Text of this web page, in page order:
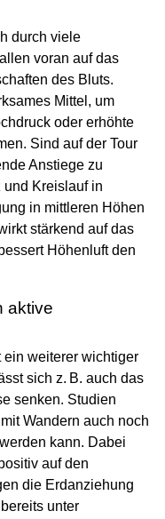
durch viele
voran auf das
des Bluts.
Mittel, um
oder erhöhte
Sind auf der Tour
Anstiege zu
und Kreislauf in
in mittleren Höhen
stärkend auf das
Höhenluft den
aktive
weiterer wichtiger
sich z. B. auch das
senken. Studien
Wandern auch noch
kann. Dabei
auf den
die Erdanziehung
unter